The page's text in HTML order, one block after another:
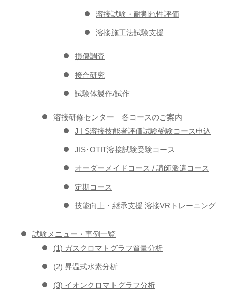
溶接試験・耐割れ性評価
溶接施工法試験支援
損傷調査
接合研究
試験体製作/試作
溶接研修センター 各コースのご案内
J I S溶接技能者評価試験受験コース申込
JIS･OTIT溶接試験受験コース
オーダーメイドコース / 講師派遣コース
定期コース
技能向上・継承支援 溶接VRトレーニング
試験メニュー・事例一覧
(1) ガスクロマトグラフ質量分析
(2) 昇温式水素分析
(3) イオンクロマトグラフ分析